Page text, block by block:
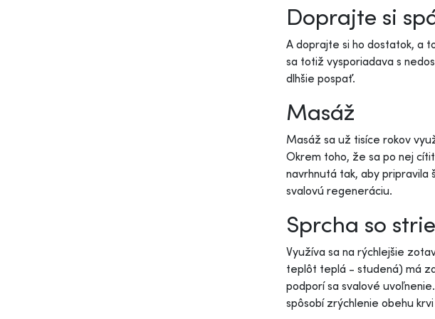
Doprajte si
A doprajte si ho dostatok, a
sa totiž vysporiadava s
dlhšie pospať.
Masáž
Masáž sa už tisíce rokov
Okrem toho, že sa po nej
navrhnutá tak, aby pripravila
svalovú regeneráciu.
Sprcha so
Využíva sa na rýchlejšie
teplôt teplá - studená) má
podporí sa svalové
spôsobí zrýchlenie obehu